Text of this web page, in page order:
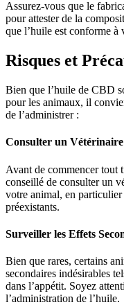
Assurez-vous que le
pour attester de la
que l’huile est conforme à
Risques et
Bien que l’huile de CBD
pour les animaux, il
de l’administrer :
Consulter un Vétérinaire
Avant de commencer tout
conseillé de consulter un
votre animal, en particulier
préexistants.
Surveiller les Effets
Bien que rares, certains
secondaires indésirables
dans l’appétit. Soyez
l’administration de l’huile.